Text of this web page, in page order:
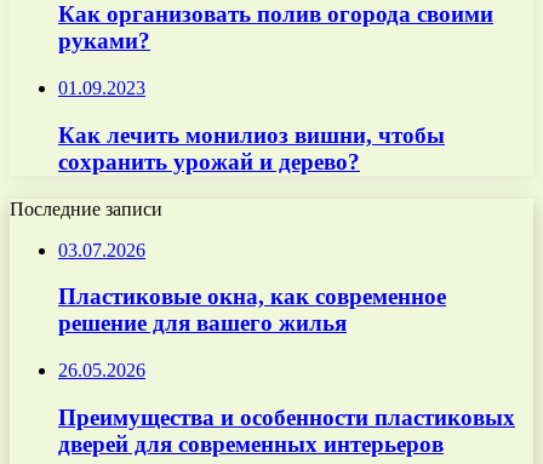
Как организовать полив огорода своими
руками?
01.09.2023
Как лечить монилиоз вишни, чтобы
сохранить урожай и дерево?
Последние записи
03.07.2026
Пластиковые окна, как современное
решение для вашего жилья
26.05.2026
Преимущества и особенности пластиковых
дверей для современных интерьеров